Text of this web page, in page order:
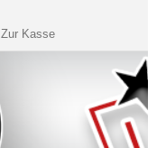
Zur Kasse